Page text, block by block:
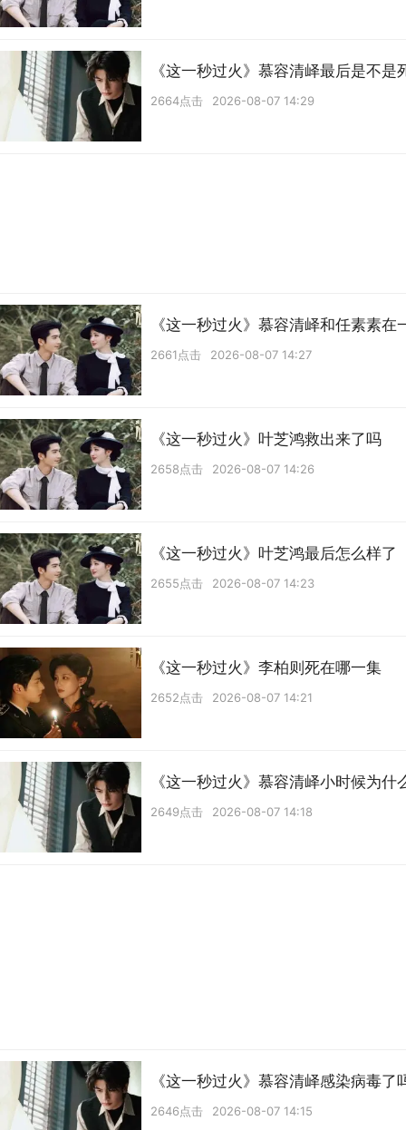
《这一秒过火》慕容清峄最后是不是
2664点击 2026-08-07 14:29
《这一秒过火》慕容清峄和任素素在
2661点击 2026-08-07 14:27
《这一秒过火》叶芝鸿救出来了吗
2658点击 2026-08-07 14:26
《这一秒过火》叶芝鸿最后怎么样了
2655点击 2026-08-07 14:23
《这一秒过火》李柏则死在哪一集
2652点击 2026-08-07 14:21
《这一秒过火》慕容清峄小时候为什
2649点击 2026-08-07 14:18
《这一秒过火》慕容清峄感染病毒了
2646点击 2026-08-07 14:15